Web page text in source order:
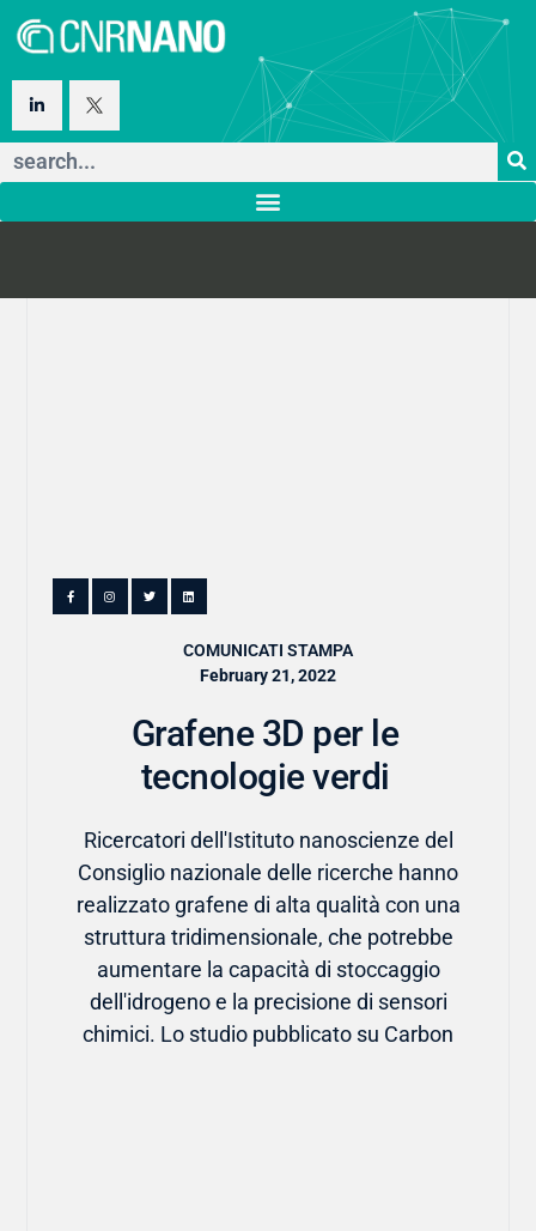
COMUNICATI STAMPA
February 21, 2022
Grafene 3D per le
tecnologie verdi
Ricercatori dell'Istituto nanoscienze del
Consiglio nazionale delle ricerche hanno
realizzato grafene di alta qualità con una
struttura tridimensionale, che potrebbe
aumentare la capacità di stoccaggio
dell'idrogeno e la precisione di sensori
chimici. Lo studio pubblicato su Carbon